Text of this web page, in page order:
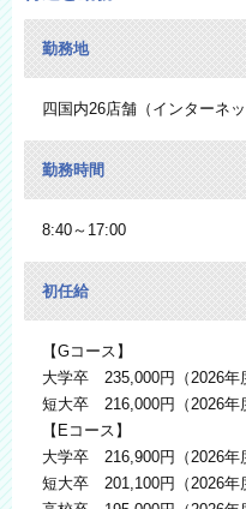
勤務地
四国内26店舗（インターネッ
勤務時間
8:40～17:00
初任給
【Gコース】
大学卒 235,000円（2026年
短大卒 216,000円（2026年
【Eコース】
大学卒 216,900円（2026年
短大卒 201,100円（2026年